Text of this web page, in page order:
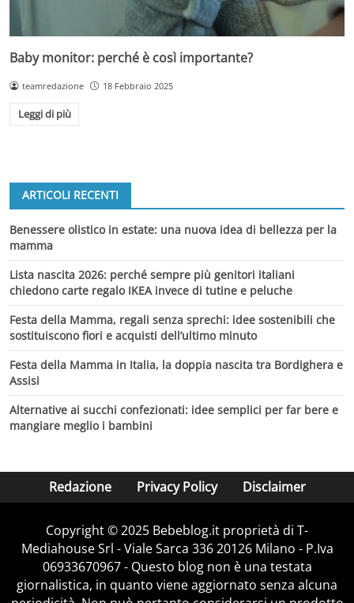
Baby monitor: perché è così importante?
teamredazione 18 Febbraio 2025
Leggi di più
ARTICOLI RECENTI
Benessere olistico in estate: una nuova idea di bellezza per la
mamma
Lista nascita 2026: perché sempre più genitori italiani
chiedono carte regalo IKEA invece di tutine e peluche
Festa della Mamma, regali senza sprechi: idee sostenibili che
sostituiscono fiori e acquisti dell’ultimo minuto
Festa della Mamma in Italia, la doppia nascita tra Bordighera e
Assisi
Alternative ai succhi confezionati: idee semplici per far bere e
mangiare meglio i bambini
Redazione Privacy Policy Disclaimer
Copyright © 2025 Bebeblog.it proprietà di T-
Mediahouse Srl - Viale Sarca 336 20126 Milano - P.Iva
06933670967 - Questo blog non è una testata
giornalistica, in quanto viene aggiornato senza alcuna